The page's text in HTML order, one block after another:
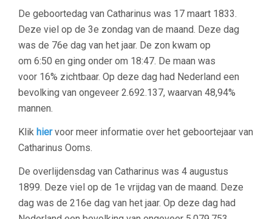
De geboortedag van Catharinus was 17 maart 1833.
Deze viel op de 3e zondag van de maand. Deze dag
was de 76e dag van het jaar. De zon kwam op
om 6:50 en ging onder om 18:47. De maan was
voor 16% zichtbaar. Op deze dag had Nederland een
bevolking van ongeveer 2.692.137, waarvan 48,94%
mannen.
Klik hier voor meer informatie over het geboortejaar van
Catharinus Ooms.
De overlijdensdag van Catharinus was 4 augustus
1899. Deze viel op de 1e vrijdag van de maand. Deze
dag was de 216e dag van het jaar. Op deze dag had